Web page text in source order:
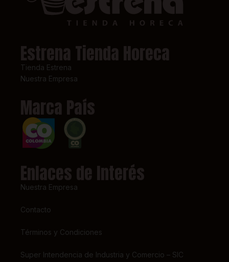
Estrena Tienda Horeca
Tienda Estrena
Nuestra Empresa
Marca País
Enlaces de Interés
Nuestra Empresa
Contacto
Términos y Condiciones
Super Intendencia de Industria y Comercio – SIC